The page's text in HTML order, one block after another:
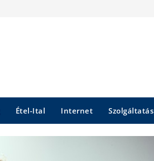
Étel-Ital Internet Szolgáltatás